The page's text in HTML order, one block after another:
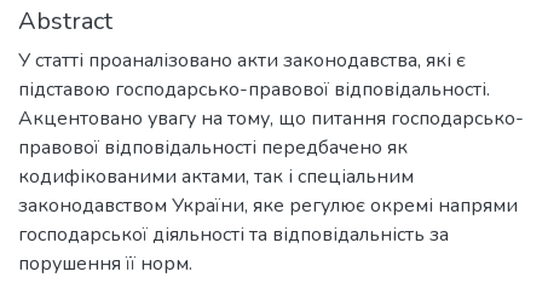
Abstract
У статті проаналізовано акти законодавства, які є
підставою господарсько-правової відповідальності.
Акцентовано увагу на тому, що питання господарсько-
правової відповідальності передбачено як
кодифікованими актами, так і спеціальним
законодавством України, яке регулює окремі напрями
господарської діяльності та відповідальність за
порушення її норм.